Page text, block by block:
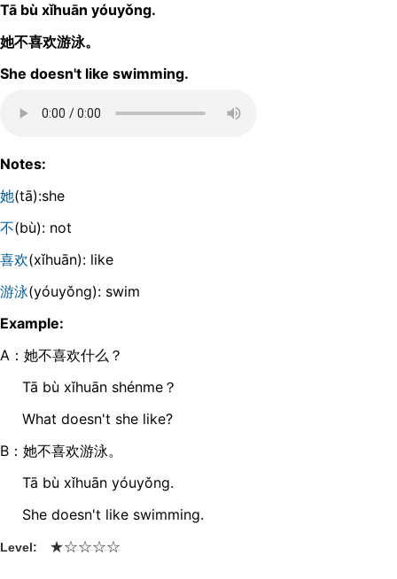
Tā bù xǐhuān yóuyǒnɡ.
她不喜欢游泳。
She doesn't like swimming.
Notes:
她(tā):she
不(bù): not
喜欢(xǐhuān): like
游泳(yóuyǒnɡ): swim
Example:
A：她不喜欢什么？
Tā bù xǐhuān shénme？
What doesn't she like?
B：她不喜欢游泳。
Tā bù xǐhuān yóuyǒnɡ.
She doesn't like swimming.
Level: ★☆☆☆☆